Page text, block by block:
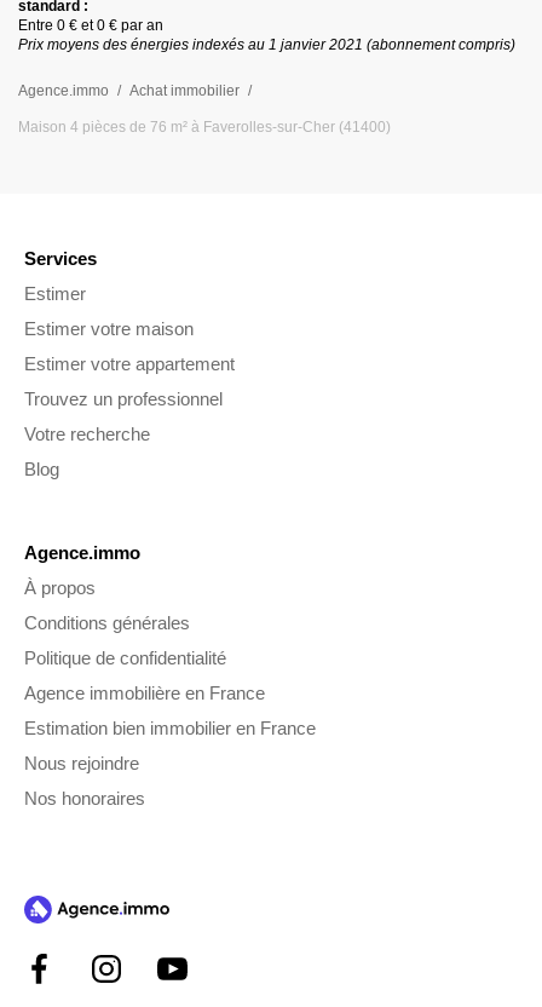
standard :
Entre 0 € et0 € par an
Prix moyens des énergies indexés au 1 janvier 2021 (abonnement compris)
Agence.immo Achat immobilier
Maison 4 pièces de 76 m² à Faverolles-sur-Cher (41400)
Services
Estimer
Estimer votre maison
Estimer votre appartement
Trouvez un professionnel
Votre recherche
Blog
Agence.immo
À propos
Conditions générales
Politique de confidentialité
Agence immobilière en France
Estimation bien immobilier en France
Nous rejoindre
Nos honoraires